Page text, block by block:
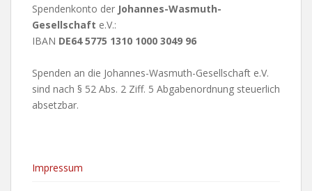
Spendenkonto der Johannes-Wasmuth-
Gesellschaft e.V.:
IBAN DE64 5775 1310 1000 3049 96
Spenden an die Johannes-Wasmuth-Gesellschaft e.V.
sind nach § 52 Abs. 2 Ziff. 5 Abgabenordnung steuerlich
absetzbar.
Impressum